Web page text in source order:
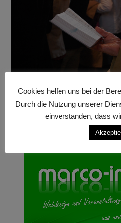
Cookies helfen uns bei der
Durch die Nutzung unserer
einverstanden, dass